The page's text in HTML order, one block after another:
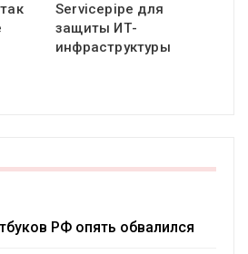
Servicepipe для
защиты ИТ-
инфраструктуры
РФ опять обвалился